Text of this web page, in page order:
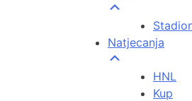
Natjecanja
HNL
Kup